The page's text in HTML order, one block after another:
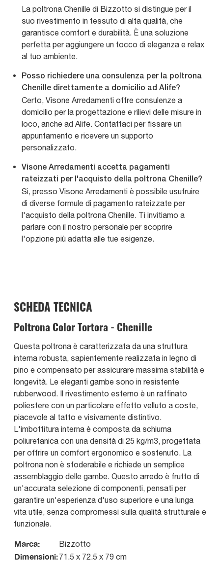
La poltrona Chenille di Bizzotto si distingue per il
suo rivestimento in tessuto di alta qualità, che
garantisce comfort e durabilità. È una soluzione
perfetta per aggiungere un tocco di eleganza e relax
al tuo ambiente.
Posso richiedere una consulenza per la poltrona
Chenille direttamente a domicilio ad Alife?
Certo, Visone Arredamenti offre consulenze a
domicilio per la progettazione e rilievi delle misure in
loco, anche ad Alife. Contattaci per fissare un
appuntamento e ricevere un supporto
personalizzato.
Visone Arredamenti accetta pagamenti
rateizzati per l'acquisto della poltrona Chenille?
Sì, presso Visone Arredamenti è possibile usufruire
di diverse formule di pagamento rateizzate per
l'acquisto della poltrona Chenille. Ti invitiamo a
parlare con il nostro personale per scoprire
l'opzione più adatta alle tue esigenze.
SCHEDA TECNICA
Poltrona Color Tortora - Chenille
Questa poltrona è caratterizzata da una struttura
interna robusta, sapientemente realizzata in legno di
pino e compensato per assicurare massima stabilità e
longevità. Le eleganti gambe sono in resistente
rubberwood. Il rivestimento esterno è un raffinato
poliestere con un particolare effetto velluto a coste,
piacevole al tatto e visivamente distintivo.
L'imbottitura interna è composta da schiuma
poliuretanica con una densità di 25 kg/m3, progettata
per offrire un comfort ergonomico e sostenuto. La
poltrona non è sfoderabile e richiede un semplice
assemblaggio delle gambe. Questo arredo è frutto di
un'accurata selezione di componenti, pensati per
garantire un'esperienza d'uso superiore e una lunga
vita utile, senza compromessi sulla qualità strutturale e
funzionale.
Marca: Bizzotto
Dimensioni:71.5 x 72.5 x 79 cm